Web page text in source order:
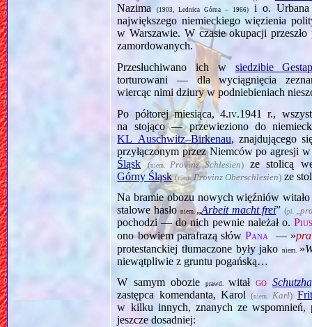
Nazima(1903, Lednica Górna – 1966)
i o. Urbana
największego niemieckiego więzienia
w Warszawie. W czasie okupacji
zamordowanych.
Przesłuchiwano ich w siedzibie
torturowani — dla wyciągnięcia
wiercąc nimi dziury w podniebieniach
Po półtorej miesiąca,4.iv.1941
r.,
na stojąco — przewieziono do
KL Auschwitz–Birkenau, znajdują­cego
przyłączonym przez Niemców po agresji
Śląsk
(niem. Provinz Schlesien) ze stolicą
Górny Śląsk (niem. Provinz Oberschlesien) ze
Na bramie obozu nowych więźniów
stalowe hasłoniem.„Arbeit macht frei” (pl. „
pochodzi — do nich pewnie należał o.
ono bowiem parafrazą słówPana — »
protestanckiej tłumaczone były jako niem. »
niewątpliwie z gruntu pogańską…
W samym obozieprawd. witał go
zastępca komendanta, Karol(niem. Karl)
w kilku innych, znanych ze wspomnień,
jeszcze dosadniej: